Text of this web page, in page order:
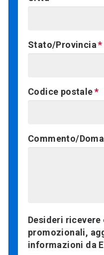
Stato/Provincia
Codice postale
Commento/
Desideri
promozionali,
informazioni da